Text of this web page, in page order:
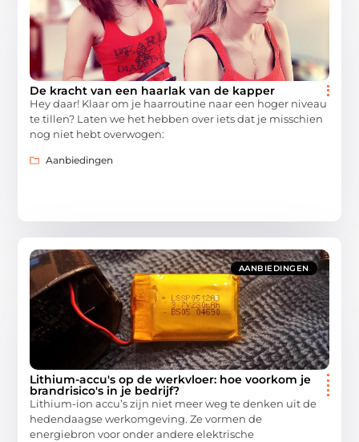
De kracht van een haarlak van de kapper
Hey daar! Klaar om je haarroutine naar een hoger niveau
te tillen? Laten we het hebben over iets dat je misschien
nog niet hebt overwogen:
Aanbiedingen
AANBIEDINGEN
Lithium-accu's op de werkvloer: hoe voorkom je
brandrisico's in je bedrijf?
Lithium-ion accu’s zijn niet meer weg te denken uit de
hedendaagse werkomgeving. Ze vormen de
energiebron voor onder andere elektrische